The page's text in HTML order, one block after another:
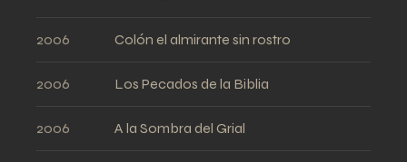
2006 Colón el almirante sin rostro
2006 Los Pecados de la Biblia
2006 A la Sombra del Grial